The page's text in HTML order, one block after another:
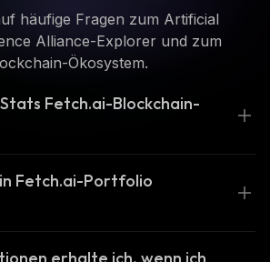
häufige Fragen zum Artificial
Alliance-Explorer und zum
Ökosystem.
Fetch.ai-Blockchain-
Fetch.ai-Portfolio